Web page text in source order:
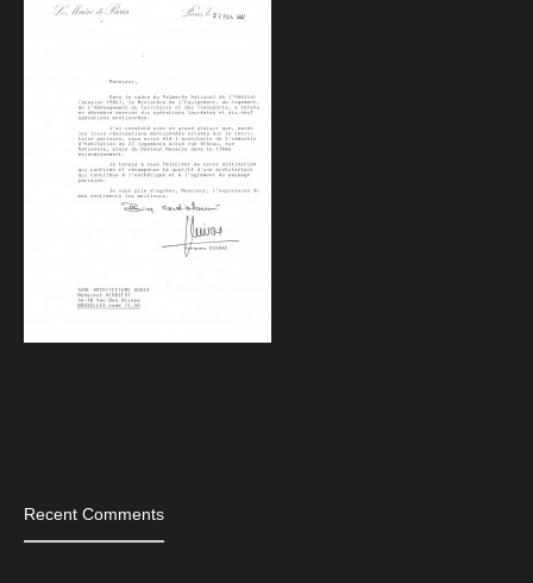
Recent Comments